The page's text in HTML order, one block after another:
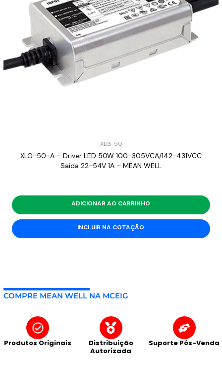
XLG-50
XLG-50-A – Driver LED 50W 100-305VCA/142-431VCC
Saída 22-54V 1A – MEAN WELL
ADICIONAR AO CARRINHO
INCLUIR NA COTAÇÃO
COMPRE MEAN WELL NA MCEIG
Produtos Originais
Distribuição
Autorizada
Suporte Pós-Venda